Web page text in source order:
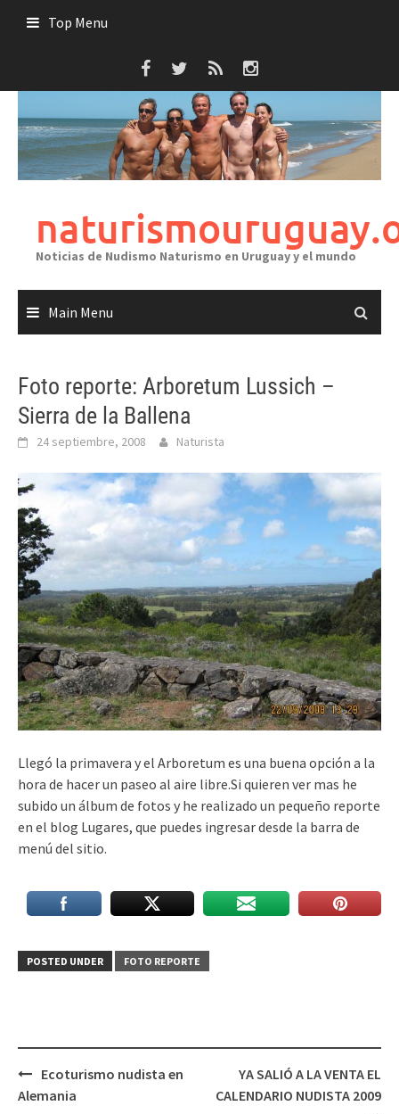
Top Menu
Noticias de Nudismo Naturismo en Uruguay y el mundo
Main Menu
Foto reporte: Arboretum Lussich –
Sierra de la Ballena
24 septiembre, 2008 Naturista
Llegó la primavera y el Arboretum es una buena opción a la
hora de hacer un paseo al aire libre.Si quieren ver mas he
subido un álbum de fotos y he realizado un pequeño reporte
en el blog Lugares, que puedes ingresar desde la barra de
menú del sitio.
POSTED UNDER FOTO REPORTE
Post
navigation
Ecoturismo nudista en
Alemania
YA SALIÓ A LA VENTA EL
CALENDARIO NUDISTA 2009